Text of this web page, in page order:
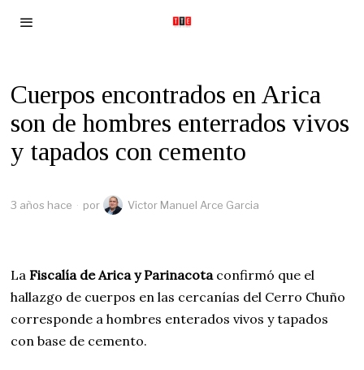
Cuerpos encontrados en Arica
son de hombres enterrados vivos
y tapados con cemento
3 años hace por Victor Manuel Arce Garcia
LaFiscalía de Arica y Parinacotaconfirmó que el
hallazgo de cuerpos en las cercanías del Cerro Chuño
corresponde a hombres enterados vivos y tapados
con base de cemento.